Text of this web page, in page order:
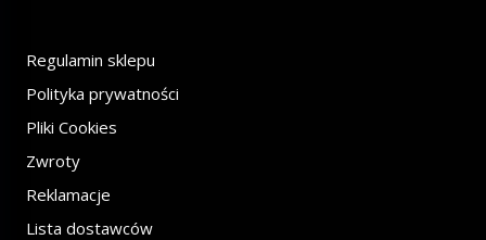
Regulamin sklepu
Polityka prywatności
Pliki Cookies
Zwroty
Reklamacje
Lista dostawców